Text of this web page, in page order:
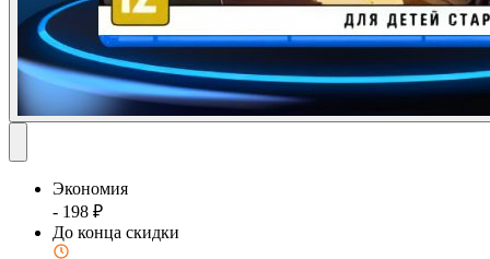
Экономия
- 198 ₽
До конца скидки